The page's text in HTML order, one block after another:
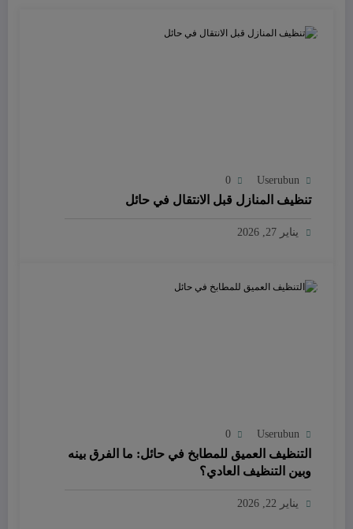
Userubun
0
تنظيف المنازل قبل الانتقال في حائل
يناير 27, 2026
Userubun
0
التنظيف العميق للمطابخ في حائل: ما الفرق بينه
وبين التنظيف العادي؟
يناير 22, 2026